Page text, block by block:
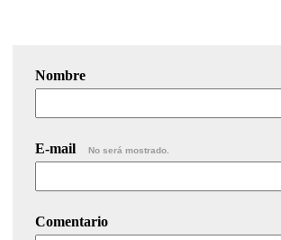
Nombre
E-mail No será mostrado.
Comentario